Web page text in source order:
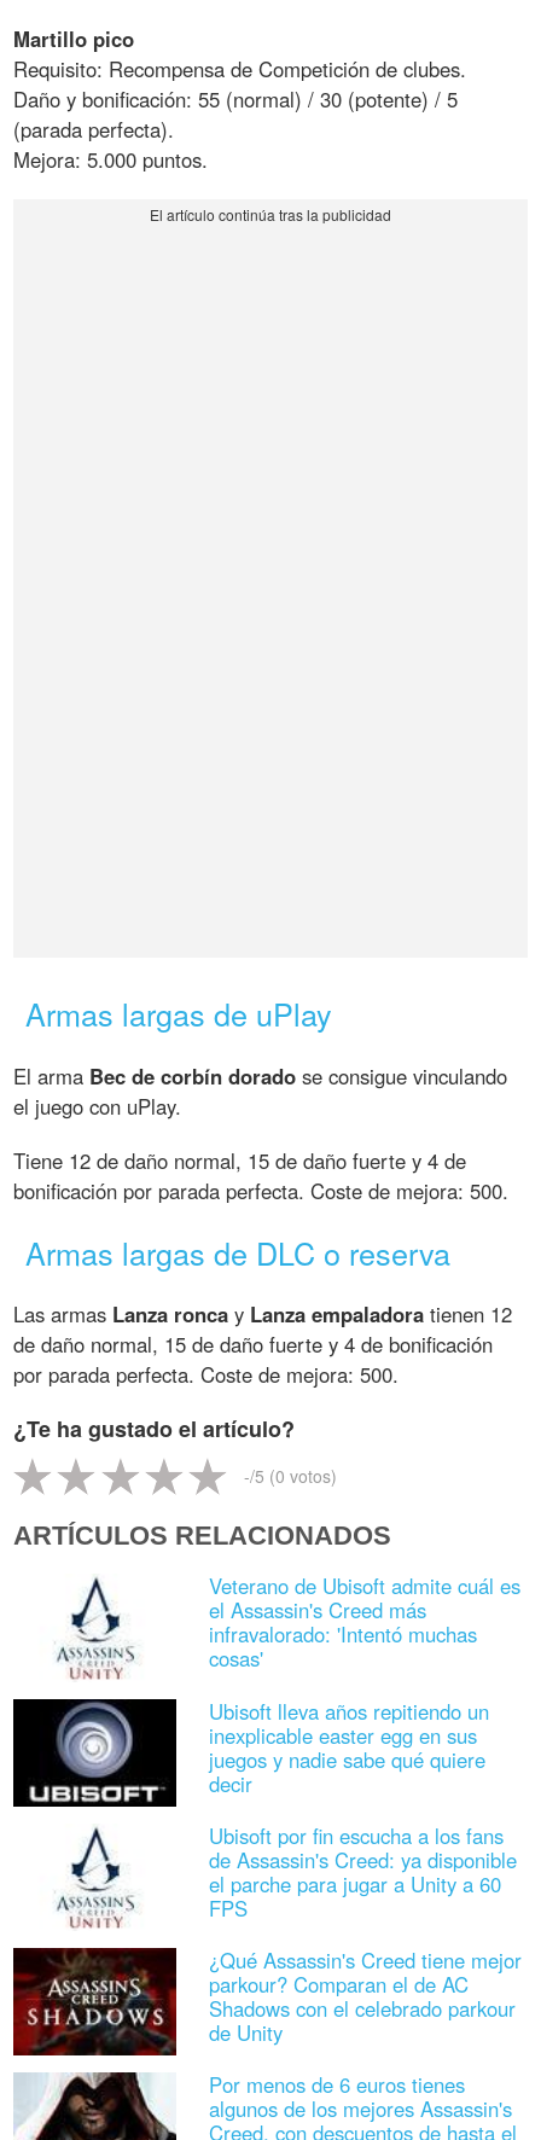
Martillo pico
Requisito: Recompensa de Competición de clubes.
Daño y bonificación: 55 (normal) / 30 (potente) / 5
(parada perfecta).
Mejora: 5.000 puntos.
Armas largas de uPlay
El arma Bec de corbín dorado se consigue vinculando
el juego con uPlay.
Tiene 12 de daño normal, 15 de daño fuerte y 4 de
bonificación por parada perfecta. Coste de mejora: 500.
Armas largas de DLC o reserva
Las armas Lanza ronca y Lanza empaladora tienen 12
de daño normal, 15 de daño fuerte y 4 de bonificación
por parada perfecta. Coste de mejora: 500.
¿Te ha gustado el artículo?
-/5 (0 votos)
ARTÍCULOS RELACIONADOS
Veterano de Ubisoft admite cuál es
el Assassin's Creed más
infravalorado: 'Intentó muchas
cosas'
Ubisoft lleva años repitiendo un
inexplicable easter egg en sus
juegos y nadie sabe qué quiere
decir
Ubisoft por fin escucha a los fans
de Assassin's Creed: ya disponible
el parche para jugar a Unity a 60
FPS
¿Qué Assassin's Creed tiene mejor
parkour? Comparan el de AC
Shadows con el celebrado parkour
de Unity
Por menos de 6 euros tienes
algunos de los mejores Assassin's
Creed, con descuentos de hasta el